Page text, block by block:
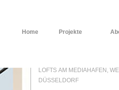
Home Projekte
LOFTS AM MEDIAHAFEN,
DÜSSELDORF